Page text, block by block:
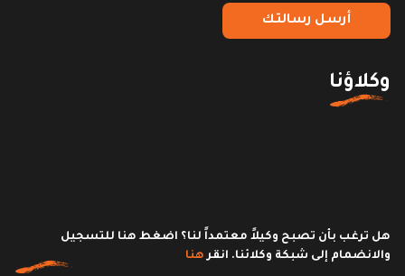
أرسل رسالتك
وكلاؤنا
هل ترغب بأن تصبح وكيلاً معتمداً لنا؟ اضغط هنا للتسجيل
والانضمام إلى شبكة وكلائنا. انقر هنا